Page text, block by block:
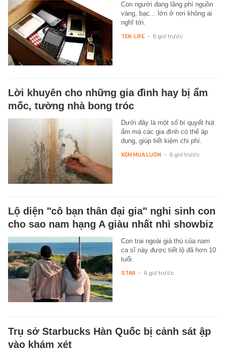
Con người đang lãng phí nguồn
vàng, bạc... lớn ở nơi không ai
nghĩ tới.
TEK-LIFE - 6 giờ trước
Lời khuyên cho những gia đình hay bị ẩm
mốc, tường nhà bong tróc
Dưới đây là một số bí quyết hút
ẩm mà các gia đình có thể áp
dụng, giúp tiết kiệm chi phí.
XEM MUA LUÔN - 6 giờ trước
Lộ diện "cô bạn thân đại gia" nghi sinh con
cho sao nam hạng A giàu nhất nhì showbiz
Con trai ngoài giá thú của nam
ca sĩ này được tiết lộ đã hơn 10
tuổi.
STAR - 6 giờ trước
Trụ sở Starbucks Hàn Quốc bị cảnh sát ập
vào khám xét